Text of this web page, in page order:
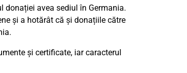
donației avea sediul în Germania.
și a hotărât că și donațiile către
și certificate, iar caracterul